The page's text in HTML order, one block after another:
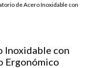
de Acero Inoxidable con
Inoxidable con
Ergonómico